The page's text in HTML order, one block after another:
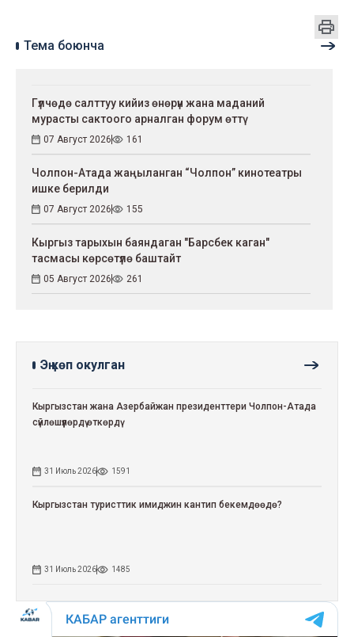
Тема боюнча
Гүлчөдө салттуу кийиз өнөрүн жана маданий
мурасты сактоого арналган форум өттү
07 Август 2026 161
Чолпон-Атада жаңыланган “Чолпон” кинотеатры
ишке берилди
07 Август 2026 155
Кыргыз тарыхын баяндаган "Барсбек каган"
тасмасы көрсөтүлө баштайт
05 Август 2026 261
Эң көп окулган
Кыргызстан жана Азербайжан президенттери Чолпон-Атада
сүйлөшүүлөрдү өткөрдү
31 Июль 2026 1591
Кыргызстан туристтик имиджин кантип бекемдөөдө?
31 Июль 2026 1485